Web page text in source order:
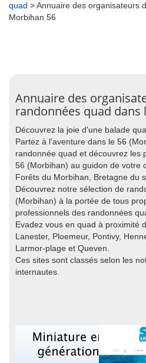
quad > Annuaire des organisateurs
Morbihan 56
Annuaire des
randonnées quad dans
Découvrez la joie d'une balade
Partez à l'aventure dans le 56
randonnée quad et découvrez les
56 (Morbihan) au guidon de votre
Forêts du Morbihan, Bretagne du
Découvrez notre sélection de
(Morbihan) à la portée de tous
professionnels des randonnées
Evadez vous en quad à proximité
Lanester, Ploemeur, Pontivy,
Larmor-plage et Queven.
Ces sites sont classés selon les
internautes.